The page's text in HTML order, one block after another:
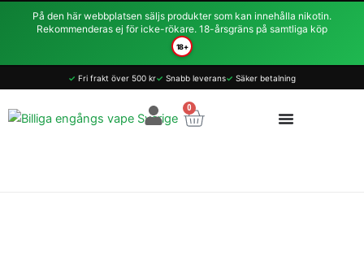
På den här webbplatsen säljs produkter som kan innehålla nikotin.
Rekommenderas ej för icke-rökare. 18-årsgräns på samtliga köp
18+
Hoppa
✓ Fri frakt över 500 kr✓ Snabb leverans✓ Säker betalning
0
Varukorg
Salt
10ml
Nikotinsalt